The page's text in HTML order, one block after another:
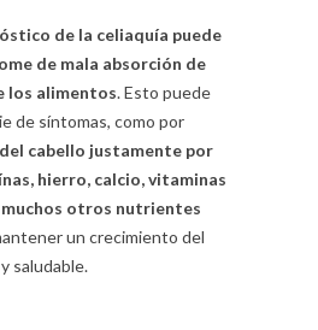
de la celiaquía puede
de mala absorción de
los alimentos. Esto puede
de síntomas, como por
cabello justamente por
hierro, calcio, vitaminas
muchos otros nutrientes
un crecimiento del
saludable.